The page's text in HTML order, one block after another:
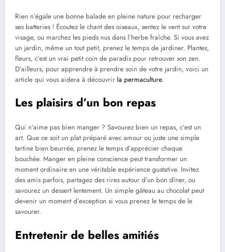
Rien n’égale une bonne balade en pleine nature pour recharger
ses batteries ! Écoutez le chant des oiseaux, sentez le vent sur votre
visage, ou marchez les pieds nus dans l’herbe fraîche. Si vous avez
un jardin, même un tout petit, prenez le temps de jardiner. Plantes,
fleurs, c’est un vrai petit coin de paradis pour retrouver son zen.
D’ailleurs, pour apprendre à prendre soin de votre jardin, voici un
article qui vous aidera à découvrir la permaculture.
Les plaisirs d’un bon repas
Qui n’aime pas bien manger ? Savourez bien un repas, c’est un
art. Que ce soit un plat préparé avec amour ou juste une simple
tartine bien beurrée, prenez le temps d’apprécier chaque
bouchée. Manger en pleine conscience peut transformer un
moment ordinaire en une véritable expérience gustative. Invitez
des amis parfois, partagez des rires autour d’un bon dîner, ou
savourez un dessert lentement. Un simple gâteau au chocolat peut
devenir un moment d’exception si vous prenez le temps de le
savourer.
Entretenir de belles amitiés